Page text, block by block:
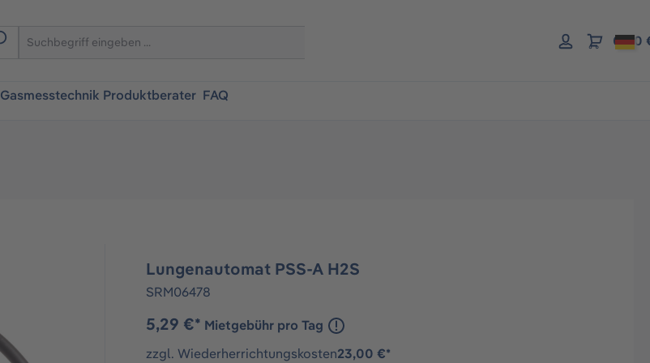
0,00
Gasmesstechnik Produktberater FAQ
Lungenautomat PSS-A H2S
SRM06478
Mietgebühr pro Tag
5,29 €*
zzgl. Wiederherrichtungskosten23,00 €*